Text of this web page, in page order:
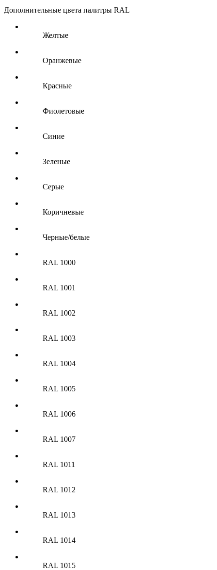
Дополнительные цвета палитры RAL
Желтые
Оранжевые
Красные
Фиолетовые
Синие
Зеленые
Серые
Коричневые
Черные/белые
RAL 1000
RAL 1001
RAL 1002
RAL 1003
RAL 1004
RAL 1005
RAL 1006
RAL 1007
RAL 1011
RAL 1012
RAL 1013
RAL 1014
RAL 1015